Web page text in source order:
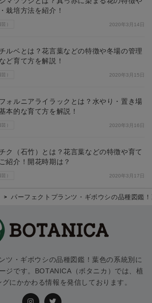
）
栽培方法を紹介！
2020年3月14日
）
ルベとは？花言葉などの特徴や冬場の管理
ど育て方を解説！
2020年3月15日
）
ォルニアライラックとは？水やり・置き場
本的な育て方を解説！
2020年3月16日
）
ク（石竹）とは？花言葉などの特徴や育て
紹介！開花時期は？
2020年3月17日
パーフェクトプランツ・ギボウシの品種図鑑
ツ・ギボウシの品種図鑑！葉色の系統別に
ジです。BOTANICA（ボタニカ）では、植
にかかわる情報を発信しております。